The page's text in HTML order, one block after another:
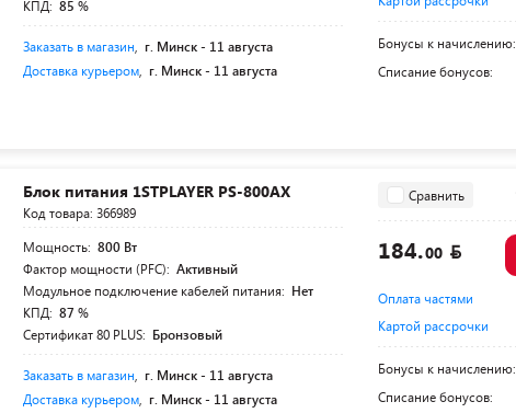
КПД: 85 %
Заказать в магазин г. Минск - 11 августа
Доставка курьером г. Минск - 11 августа
Бонусы к начислению:
Списание бонусов:
Блок питания 1STPLAYER PS-800AX
Код товара: 366989
Мощность: 800 Вт
Фактор мощности (PFC): Активный
Модульное подключение кабелей питания: Нет
КПД: 87 %
Сертификат 80 PLUS: Бронзовый
Заказать в магазин г. Минск - 11 августа
Доставка курьером г. Минск - 11 августа
Сравнить
184.00
Оплата частями
Картой рассрочки
Бонусы к начислению:
Списание бонусов: